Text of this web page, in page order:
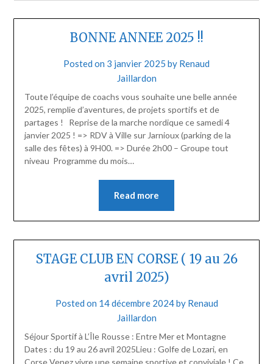
BONNE ANNEE 2025 !!
Posted on 3 janvier 2025 by Renaud
Jaillardon
Toute l’équipe de coachs vous souhaite une belle année
2025, remplie d’aventures, de projets sportifs et de
partages ! Reprise de la marche nordique ce samedi 4
janvier 2025 ! => RDV à Ville sur Jarnioux (parking de la
salle des fêtes) à 9H00. => Durée 2h00 – Groupe tout
niveau Programme du mois…
Read more
STAGE CLUB EN CORSE ( 19 au 26
avril 2025)
Posted on 14 décembre 2024by Renaud
Jaillardon
Séjour Sportif à L’Île Rousse : Entre Mer et Montagne
Dates : du 19 au 26 avril 2025Lieu : Golfe de Lozari, en